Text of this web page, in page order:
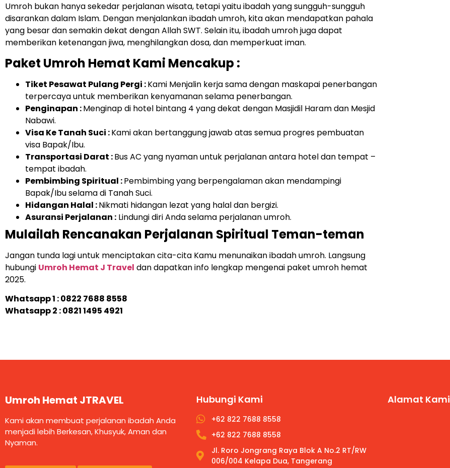
Umroh bukan hanya sekedar perjalanan wisata, tetapi yaitu ibadah yang sungguh-sungguh
disarankan dalam Islam. Dengan menjalankan ibadah umroh, kita akan mendapatkan pahala
yang besar dan semakin dekat dengan Allah SWT. Selain itu, ibadah umroh juga dapat
memberikan ketenangan jiwa, menghilangkan dosa, dan memperkuat iman.
Paket Umroh Hemat Kami Mencakup :
Tiket Pesawat Pulang Pergi :Kami Menjalin kerja sama dengan maskapai penerbangan
terpercaya untuk memberikan kenyamanan selama penerbangan.
Penginapan :Menginap di hotel bintang 4 yang dekat dengan Masjidil Haram dan Mesjid
Nabawi.
Visa Ke Tanah Suci :Kami akan bertanggung jawab atas semua progres pembuatan
visa Bapak/Ibu.
Transportasi Darat :Bus AC yang nyaman untuk perjalanan antara hotel dan tempat –
tempat ibadah.
Pembimbing Spiritual :Pembimbing yang berpengalaman akan mendampingi
Bapak/Ibu selama di Tanah Suci.
Hidangan Halal :Nikmati hidangan lezat yang halal dan bergizi.
Asuransi Perjalanan : Lindungi diri Anda selama perjalanan umroh.
Mulailah Rencanakan Perjalanan Spiritual Teman-teman
Jangan tunda lagi untuk menciptakan cita-cita Kamu menunaikan ibadah umroh. Langsung
hubungi Umroh Hemat J Travel dan dapatkan info lengkap mengenai paket umroh hemat
2025.
Whatsapp 1 :0822 7688 8558
Whatsapp 2 : 0821 1495 4921
Umroh Hemat JTRAVEL
Kami akan membuat perjalanan ibadah Anda
menjadi lebih Berkesan, Khusyuk, Aman dan
Nyaman.
Hubungi Kami
+62 822 7688 8558
+62 822 7688 8558
Jl. Roro Jongrang Raya Blok A No.2 RT/RW
006/004 Kelapa Dua, Tangerang
Alamat Kami